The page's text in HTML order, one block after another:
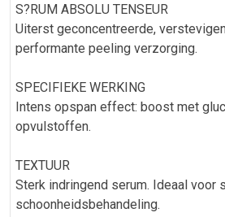
S?RUM ABSOLU TENSEUR
Uiterst geconcentreerde,
performante peeling verzorging.
SPECIFIEKE WERKING
Intens opspan effect: boost met
opvulstoffen.
TEXTUUR
Sterk indringend serum. Ideaal voor
schoonheidsbehandeling.